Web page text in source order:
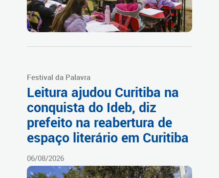
Festival da Palavra
Leitura ajudou Curitiba na
conquista do Ideb, diz
prefeito na reabertura de
espaço literário em Curitiba
06/08/2026